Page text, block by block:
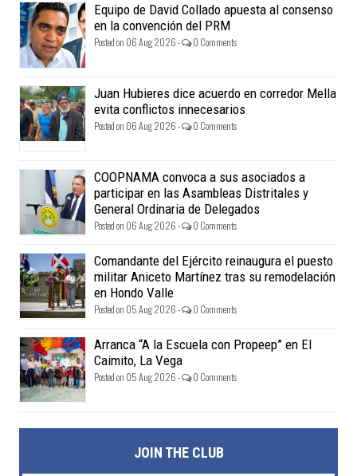
Equipo de David Collado apuesta al consenso
en la convención del PRM
Posted on 06 Aug 2026 - 0 Comments
Juan Hubieres dice acuerdo en corredor Mella
evita conflictos innecesarios
Posted on 06 Aug 2026 - 0 Comments
COOPNAMA convoca a sus asociados a
participar en las Asambleas Distritales y
General Ordinaria de Delegados
Posted on 06 Aug 2026 - 0 Comments
Comandante del Ejército reinaugura el puesto
militar Aniceto Martínez tras su remodelación
en Hondo Valle
Posted on 05 Aug 2026 - 0 Comments
Arranca “A la Escuela con Propeep” en El
Caimito, La Vega
Posted on 05 Aug 2026 - 0 Comments
JOIN THE CLUB